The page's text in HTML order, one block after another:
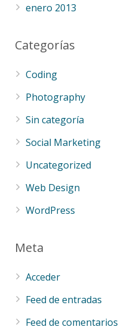
enero 2013
Categorías
Coding
Photography
Sin categoría
Social Marketing
Uncategorized
Web Design
WordPress
Meta
Acceder
Feed de entradas
Feed de comentarios